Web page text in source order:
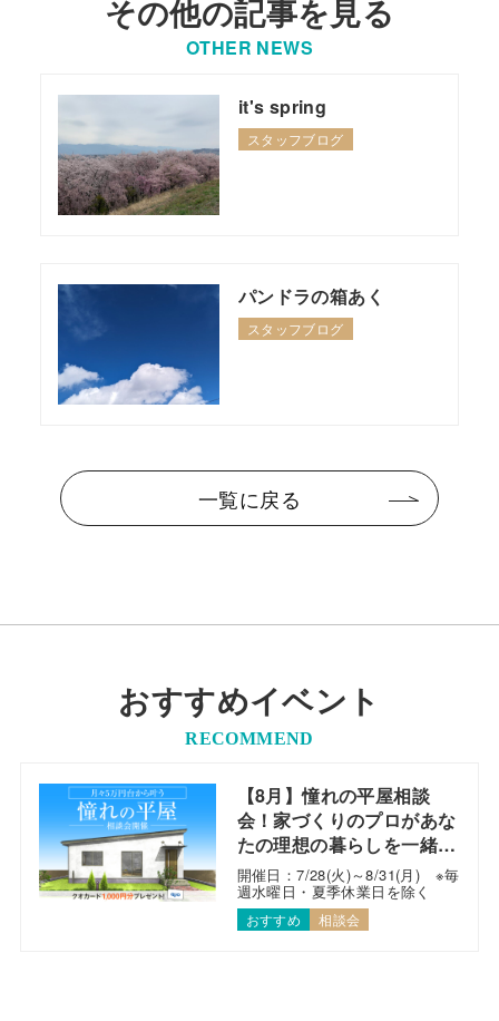
その他の記事を見る
OTHER NEWS
it's spring
スタッフブログ
パンドラの箱あく
スタッフブログ
一覧に戻る
おすすめイベント
RECOMMEND
【8月】憧れの平屋相談
会！家づくりのプロがあな
たの理想の暮らしを一緒に
考えます！
開催日：7/28(火)～8/31(月) ※毎
週水曜日・夏季休業日を除く
おすすめ 相談会